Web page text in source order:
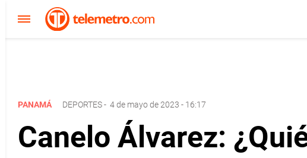
PANAMÁ DEPORTES- 4 de mayo de 2023 - 16:17
Canelo Álvarez: